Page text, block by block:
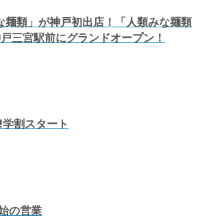
麺類」が神戸初出店！「人類みな麺類
三宮駅前にグランドオープン！
割スタート
の営業